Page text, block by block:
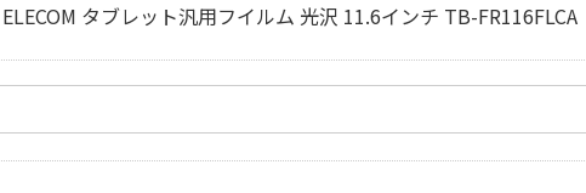
タブレット汎用フイルム 光沢 11.6インチ TB-FR116FLCA